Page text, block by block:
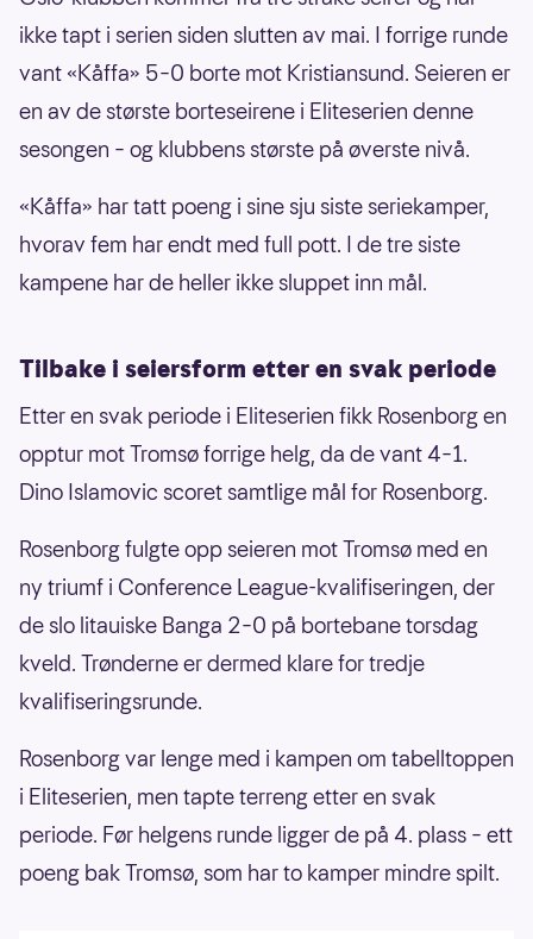
ikke tapt i serien siden slutten av mai. I forrige runde
vant «Kåffa» 5–0 borte mot Kristiansund. Seieren er
en av de største borteseirene i Eliteserien denne
sesongen – og klubbens største på øverste nivå.
«Kåffa» har tatt poeng i sine sju siste seriekamper,
hvorav fem har endt med full pott. I de tre siste
kampene har de heller ikke sluppet inn mål.
Tilbake i seiersform etter en svak periode
Etter en svak periode i Eliteserien fikk Rosenborg en
opptur mot Tromsø forrige helg, da de vant 4–1.
Dino Islamovic scoret samtlige mål for Rosenborg.
Rosenborg fulgte opp seieren mot Tromsø med en
ny triumf i Conference League-kvalifiseringen, der
de slo litauiske Banga 2–0 på bortebane torsdag
kveld. Trønderne er dermed klare for tredje
kvalifiseringsrunde.
Rosenborg var lenge med i kampen om tabelltoppen
i Eliteserien, men tapte terreng etter en svak
periode. Før helgens runde ligger de på 4. plass – ett
poeng bak Tromsø, som har to kamper mindre spilt.